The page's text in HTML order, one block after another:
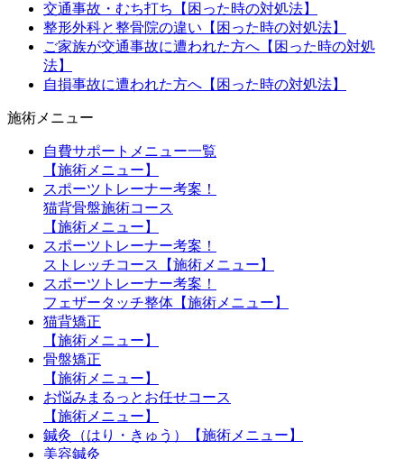
交通事故・むち打ち【困った時の対処法】
整形外科と整骨院の違い【困った時の対処法】
ご家族が交通事故に遭われた方へ【困った時の対処
法】
自損事故に遭われた方へ【困った時の対処法】
施術メニュー
自費サポートメニュー一覧
【施術メニュー】
スポーツトレーナー考案！
猫背骨盤施術コース
【施術メニュー】
スポーツトレーナー考案！
ストレッチコース【施術メニュー】
スポーツトレーナー考案！
フェザータッチ整体【施術メニュー】
猫背矯正
【施術メニュー】
骨盤矯正
【施術メニュー】
お悩みまるっとお任せコース
【施術メニュー】
鍼灸（はり・きゅう）【施術メニュー】
美容鍼灸